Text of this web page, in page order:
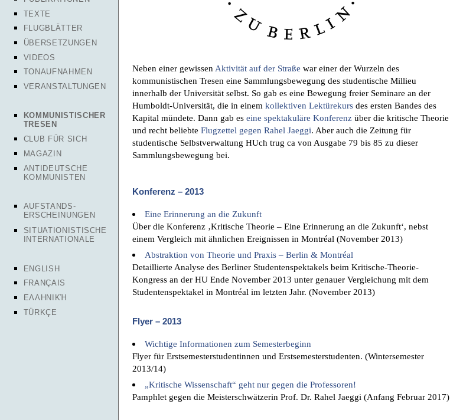
TEXTE
FLUGBLÄTTER
ÜBERSETZUNGEN
VIDEOS
TONAUFNAHMEN
VERANSTALTUNGEN
KOMMUNISTISCHER
TRESEN
CLUB FÜR SICH
MAGAZIN
ANTIDEUTSCHE
KOMMUNISTEN
AUFSTANDS-
ERSCHEINUNGEN
SITUATIONISTISCHE
INTERNATIONALE
ENGLISH
FRANÇAIS
ΕΛΛΗΝΙΚΉ
TÜRKÇE
Neben einer gewissen Aktivität auf der Straße war einer der Wurzeln des
kommunistischen Tresen eine Sammlungsbewegung des studentische Millieu
innerhalb der Universität selbst. So gab es eine Bewegung freier Seminare an der
Humboldt-Universität, die in einem kollektiven Lektürekurs des ersten Bandes des
Kapital mündete. Dann gab es eine spektakuläre Konferenz über die kritische Theorie
und recht beliebte Flugzettel gegen Rahel Jaeggi. Aber auch die Zeitung für
studentische Selbstverwaltung HUch trug ca von Ausgabe 79 bis 85 zu dieser
Sammlungsbewegung bei.
Konferenz – 2013
Eine Erinnerung an die Zukunft
Über die Konferenz ‚Kritische Theorie – Eine Erinnerung an die Zukunft‘, nebst
einem Vergleich mit ähnlichen Ereignissen in Montréal (November 2013)
Abstraktion von Theorie und Praxis – Berlin & Montréal
Detaillierte Analyse des Berliner Studentenspektakels beim Kritische-Theorie-
Kongress an der HU Ende November 2013 unter genauer Vergleichung mit dem
Studentenspektakel in Montréal im letzten Jahr. (November 2013)
Flyer – 2013
Wichtige Informationen zum Semesterbeginn
Flyer für Erstsemesterstudentinnen und Erstsemesterstudenten. (Wintersemester
2013/14)
„Kritische Wissenschaft“ geht nur gegen die Professoren!
Pamphlet gegen die Meisterschwätzerin Prof. Dr. Rahel Jaeggi (Anfang Februar 2017)